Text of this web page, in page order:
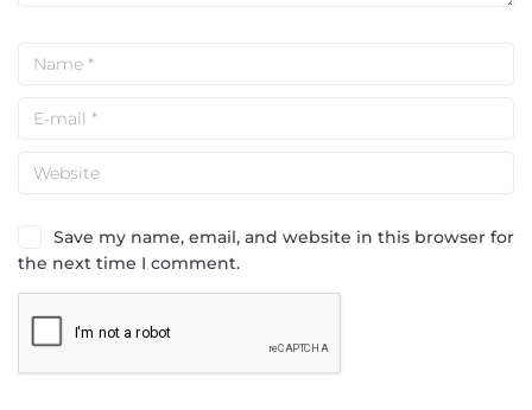
Save my name, email, and website in this browser for
the next time I comment.